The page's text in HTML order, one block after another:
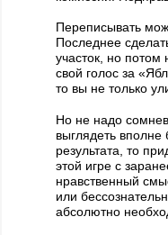
Переписывать
Последнее
участок, но
свой голос за
то вы не только
Но не надо
выглядеть вполне
результата, то
этой игре с
нравственный
или
абсолютно